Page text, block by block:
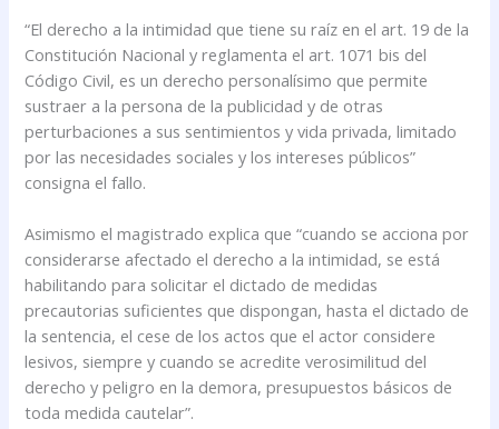
“El derecho a la intimidad que tiene su raíz en el art. 19 de la
Constitución Nacional y reglamenta el art. 1071 bis del
Código Civil, es un derecho personalísimo que permite
sustraer a la persona de la publicidad y de otras
perturbaciones a sus sentimientos y vida privada, limitado
por las necesidades sociales y los intereses públicos”
consigna el fallo.
Asimismo el magistrado explica que “cuando se acciona por
considerarse afectado el derecho a la intimidad, se está
habilitando para solicitar el dictado de medidas
precautorias suficientes que dispongan, hasta el dictado de
la sentencia, el cese de los actos que el actor considere
lesivos, siempre y cuando se acredite verosimilitud del
derecho y peligro en la demora, presupuestos básicos de
toda medida cautelar”.